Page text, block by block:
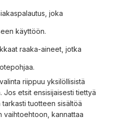
joka
käyttöön.
raaka-aineet, jotka
riippuu yksilöllisistä
Jos etsit ensisijaisesti tiettyä
tuotteen sisältöä
vaihtoehtoon, kannattaa